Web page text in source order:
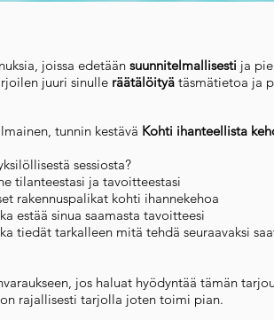
joissa edetään suunnitelmallisesti ja
juuri sinulle räätälöityä täsmätietoa ja
tunnin kestävä Kohti ihanteellista
sessiosta?
tilanteestasi ja tavoitteestasi
rakennuspalikat kohti ihannekehoa
estää sinua saamasta tavoitteesi
tiedät tarkalleen mitä tehdä seuraavaksi
jos haluat hyödyntää tämän
rajallisesti tarjolla joten toimi pian.